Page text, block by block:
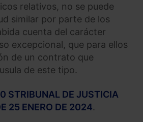
relativos, no se puede
similar por parte de los
cuenta del carácter
excepcional, que para ellos
de un contrato que
de este tipo.
STRIBUNAL DE JUSTICIA
25 ENERO DE 2024.